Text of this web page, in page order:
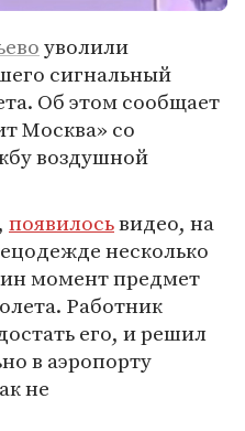
уволили
сигнальный
Об этом сообщает
Москва» со
воздушной
появилосьвидео, на
несколько
момент предмет
Работник
его, и решил
в аэропорту
не